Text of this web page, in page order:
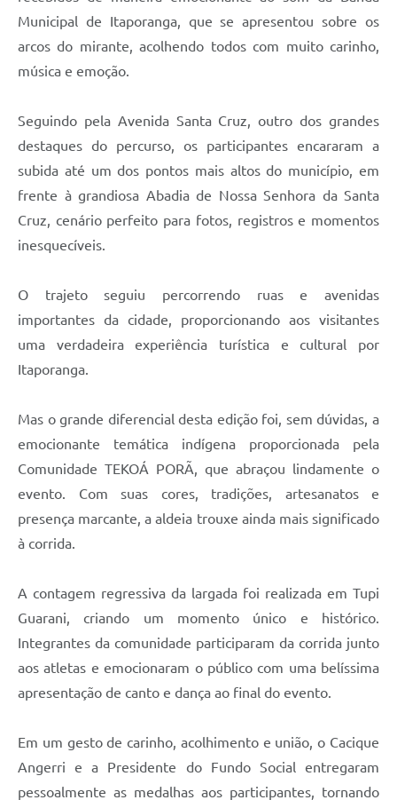
Municipal de Itaporanga, que se apresentou sobre os
arcos do mirante, acolhendo todos com muito carinho,
música e emoção.
Seguindo pela Avenida Santa Cruz, outro dos grandes
destaques do percurso, os participantes encararam a
subida até um dos pontos mais altos do município, em
frente à grandiosa Abadia de Nossa Senhora da Santa
Cruz, cenário perfeito para fotos, registros e momentos
inesquecíveis.
O trajeto seguiu percorrendo ruas e avenidas
importantes da cidade, proporcionando aos visitantes
uma verdadeira experiência turística e cultural por
Itaporanga.
Mas o grande diferencial desta edição foi, sem dúvidas, a
emocionante temática indígena proporcionada pela
Comunidade TEKOÁ PORÃ, que abraçou lindamente o
evento. Com suas cores, tradições, artesanatos e
presença marcante, a aldeia trouxe ainda mais significado
à corrida.
A contagem regressiva da largada foi realizada em Tupi
Guarani, criando um momento único e histórico.
Integrantes da comunidade participaram da corrida junto
aos atletas e emocionaram o público com uma belíssima
apresentação de canto e dança ao final do evento.
Em um gesto de carinho, acolhimento e união, o Cacique
Angerri e a Presidente do Fundo Social entregaram
pessoalmente as medalhas aos participantes, tornando